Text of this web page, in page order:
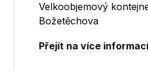
Velkoobjemový
Božetěchova
Přejít na více